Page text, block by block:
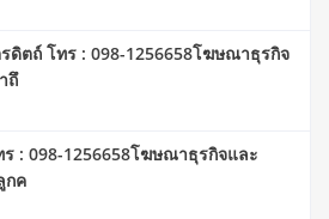
ตถ์ โทร : 098-1256658โฆษณาธุรกิจ
ถึ
: 098-1256658โฆษณาธุรกิจและ
กค